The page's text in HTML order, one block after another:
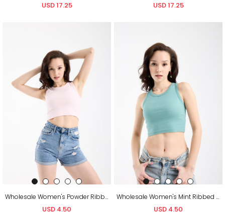
USD 17.25 USD 17.25
Wholesale Women's Powder Ribbed Crop Top
USD 4.50
Wholesale Women's Mint Ribbed Crop Top
USD 4.50